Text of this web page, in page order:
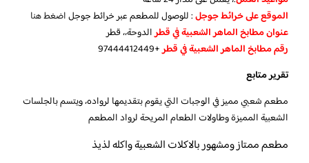
الموقع على خرائط جوجل: للوصول للمطعم عبر خرائط جوجلاضغط هنا
عنوان مطابخ الماهر الشعبية في قطرالدوحة،، قطر
رقم مطابخ الماهر الشعبية في قطر+97444412449
تقرير متابع
مطعم شعبي مميز في الوجبات التي يقوم بتقديمها لرواده، ويتسم بالجلسات
الشعبية المميزة وطاولات الطعام المريحة لرواد المطعم
مطعم ممتاز ومشهور بالاكلات الشعبية واكله لذيذ